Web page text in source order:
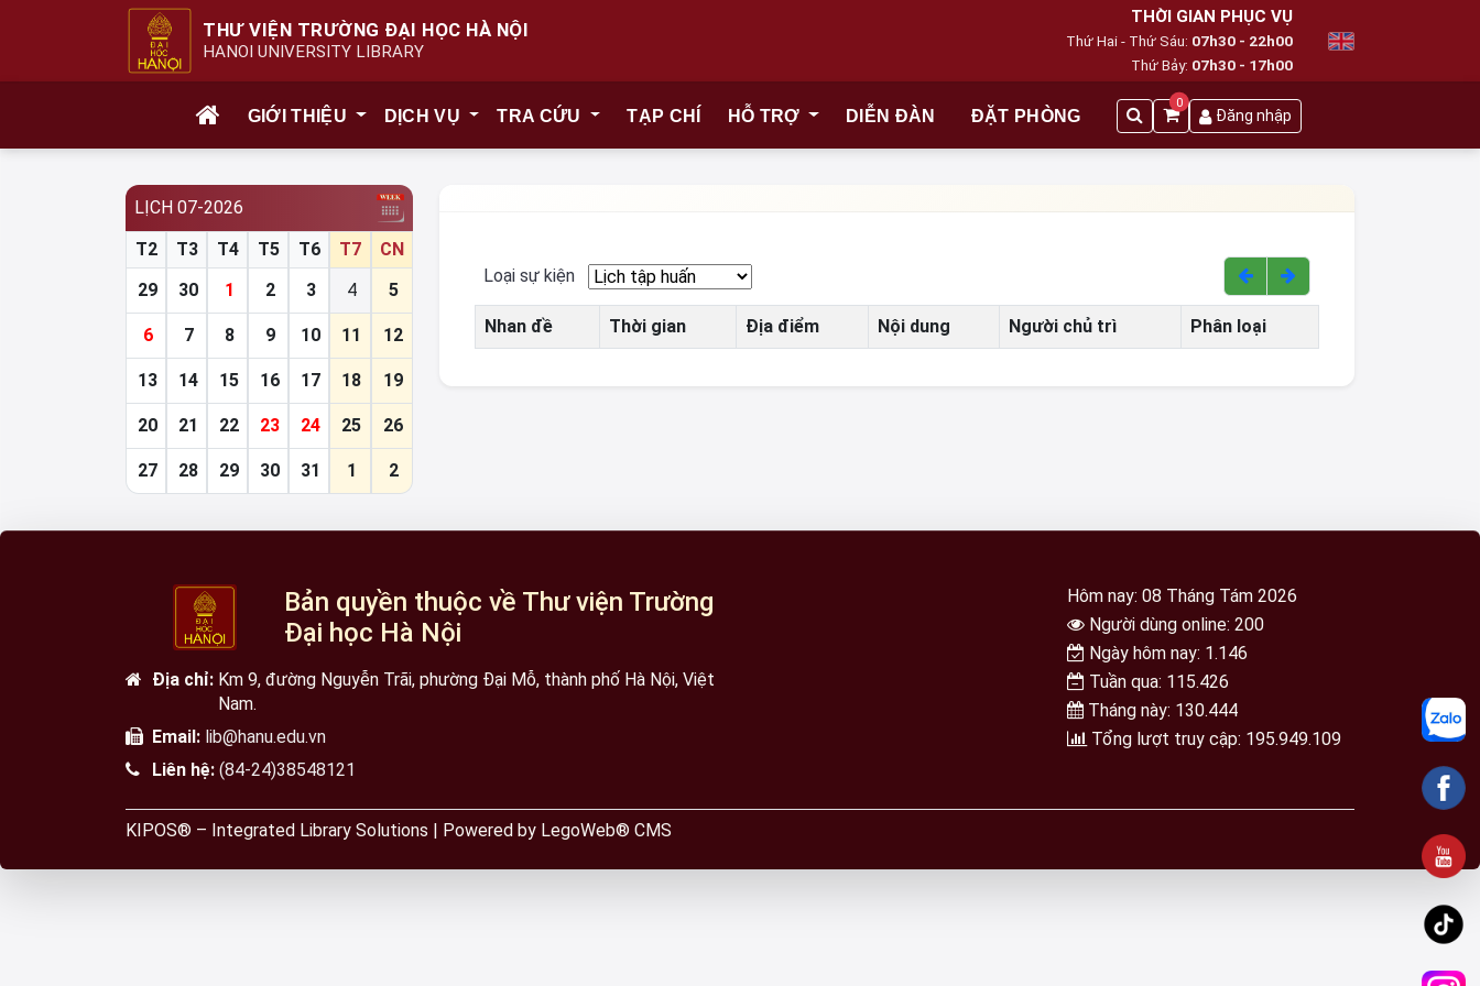
THƯ VIỆN TRƯỜNG ĐẠI HỌC HÀ NỘI
HANOI UNIVERSITY LIBRARY
THỜI GIAN PHỤC VỤ
Thứ Hai - Thứ Sáu: 07h30 - 22h00
Thứ Bảy: 07h30 - 17h00
GIỚI THIỆU DỊCH VỤ TRA CỨU TẠP CHÍ HỖ TRỢ DIỄN ĐÀN ĐẶT PHÒNG
0
Đăng nhập
LỊCH 07-2026
T2
T3 T4 T5 T6 T7
CN
29
30 1 2 3 4 5
6 7 8 9 10 11 12
13 14 15 16 17 18 19
20 21 22 23 24 25 26
27 28 29 30 31 1 2
Loại sự kiện
Nhan đề Thời gian Địa điểm Nội dung Người chủ trì Phân loại
Bản quyền thuộc về Thư viện Trường
Đại học Hà Nội
Địa chỉ: Km 9, đường Nguyễn Trãi, phường Đại Mỗ, thành phố Hà Nội, Việt
Nam.
Email: lib@hanu.edu.vn
Liên hệ: (84-24)38548121
Hôm nay: 08 Tháng Tám 2026
Người dùng online: 200
Ngày hôm nay: 1.146
Tuần qua: 115.426
Tháng này: 130.444
Tổng lượt truy cập: 195.949.109
KIPOS® – Integrated Library Solutions | Powered by LegoWeb® CMS